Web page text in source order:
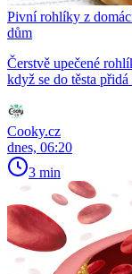
Pivní rohlíky z
dům
Čerstvě upečené
když se do těsta
Cooky.cz
dnes, 06:20
3 min